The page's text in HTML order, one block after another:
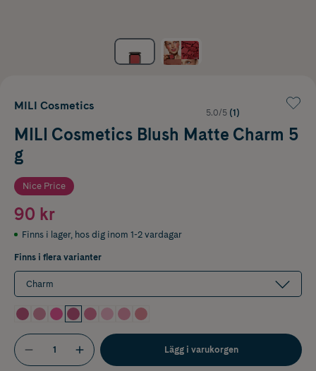
MILI Cosmetics
5.0/5 (1)
MILI Cosmetics Blush Matte Charm 5
g
Nice Price
90 kr
Finns i lager, hos dig inom 1-2 vardagar
Finns i flera varianter
Charm
Lägg i varukorgen